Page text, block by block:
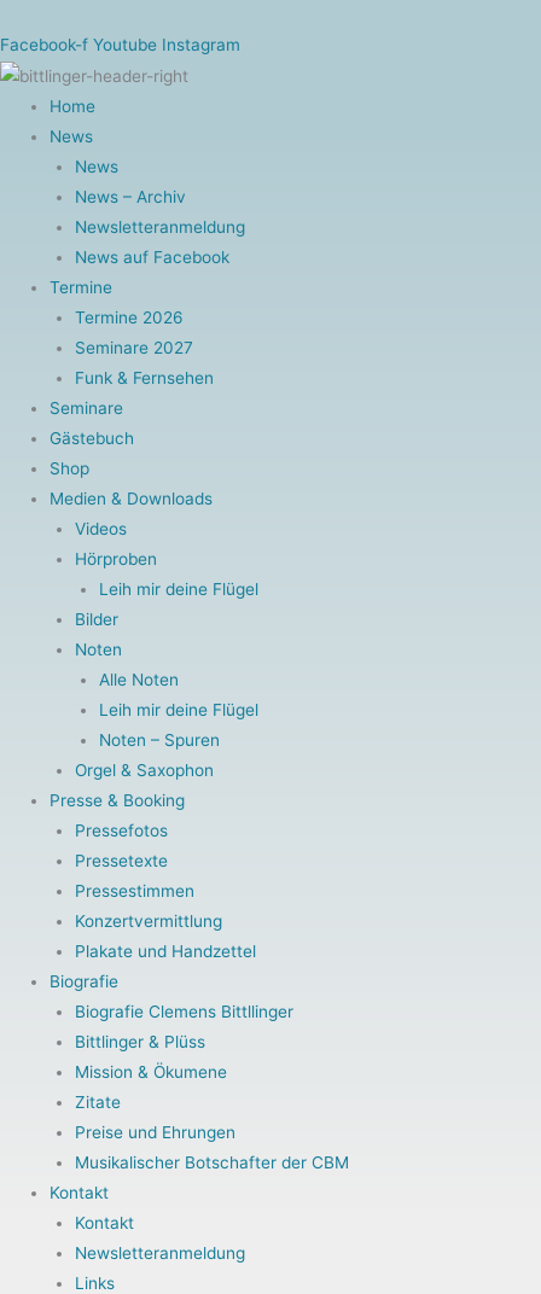
Inhalt
springen
Facebook-f Youtube Instagram
Home
News
News
News – Archiv
Newsletteranmeldung
News auf Facebook
Termine
Termine 2026
Seminare 2027
Funk & Fernsehen
Seminare
Gästebuch
Shop
Medien & Downloads
Videos
Hörproben
Leih mir deine Flügel
Bilder
Noten
Alle Noten
Leih mir deine Flügel
Noten – Spuren
Orgel & Saxophon
Presse & Booking
Pressefotos
Pressetexte
Pressestimmen
Konzertvermittlung
Plakate und Handzettel
Biografie
Biografie Clemens Bittllinger
Bittlinger & Plüss
Mission & Ökumene
Zitate
Preise und Ehrungen
Musikalischer Botschafter der CBM
Kontakt
Kontakt
Newsletteranmeldung
Links